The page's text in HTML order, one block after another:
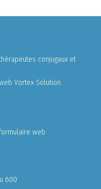
conjugaux et
Vortex Solution.
web
600